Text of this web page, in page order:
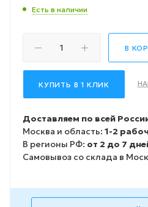
Есть в наличии
В
КУПИТЬ В 1 КЛИК
Доставляем по всей
Москва и область: 1-2
В регионы РФ: от 2 до 7
Самовывоз со склада в